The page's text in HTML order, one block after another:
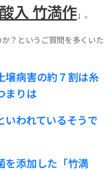
入 竹満作」。
？というご質問を多くいた
壌病害の約７割は糸
まりは
いわれているそうで
を添加した「竹満